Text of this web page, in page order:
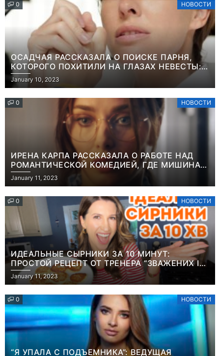
0 НОВОСТИ
ОСАДЧАЯ РАССКАЗАЛА О ПОИСКЕ ПАРНЯ,
КОТОРОГО ПОХИТИЛИ НА ГЛАЗАХ НЕВЕСТЫ:
“ОН ВЕСЬ УДАР ПРИНЯЛ НА СЕБЯ”
January 10, 2023
0 НОВОСТИ
ИРЕНА КАРПА РАССКАЗАЛА О РАБОТЕ НАД
РОМАНТИЧЕСКОЙ КОМЕДИЕЙ, ГДЕ МИШИНА В
РОЛИ МАТЕРИ-ОДИНОЧКИ
January 11, 2023
0 НОВОСТИ
ИДЕАЛЬНЫЕ СЫРНИКИ ЗА 10 МИНУТ:
ПРОСТОЙ РЕЦЕПТ ОТ ТРЕНЕРА “ЗВАЖЕНИХ І
ЩАСЛИВИХ” АНИТЫ ЛУЦЕНКО
January 11, 2023
0 НОВОСТИ
“Я УПАЛА С ПОДЪЕМНИКА”: ВЕДУЩАЯ